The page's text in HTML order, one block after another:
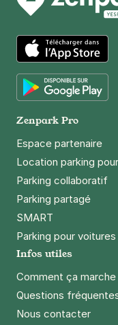
+ Abonnements
Réserver
+ Abonnements
8
1 €/heure 10 €/jour,52
App Store
Zenpark Pro
Espace partenaire
Location parking
Parking collaboratif
Parking partagé
SMART
Parking pour
Infos utiles
Comment ça marche
Questions
Nous contacter